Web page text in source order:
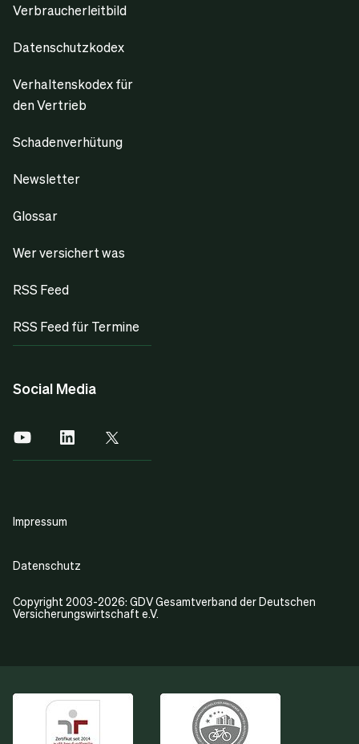
Verbraucherleitbild
Datenschutzkodex
Verhaltenskodex für
den Vertrieb
Schadenverhütung
Newsletter
Glossar
Wer versichert was
RSS Feed
RSS Feed für Termine
Social Media
Copyright 2003-2026: GDV Gesamtverband der Deutschen
Versicherungswirtschaft e.V.
Impressum
Datenschutz